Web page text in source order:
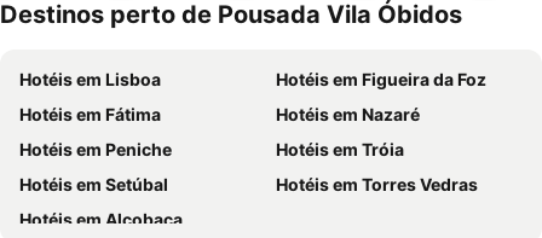
Destinos perto de Pousada Vila Óbidos
Hotéis em Lisboa
Hotéis em Figueira da Foz
Hotéis em Fátima
Hotéis em Nazaré
Hotéis em Peniche
Hotéis em Tróia
Hotéis em Setúbal
Hotéis em Torres Vedras
Hotéis em Alcobaça